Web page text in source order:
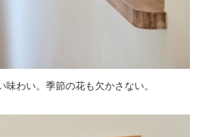
味わい。季節の花も欠かさない。